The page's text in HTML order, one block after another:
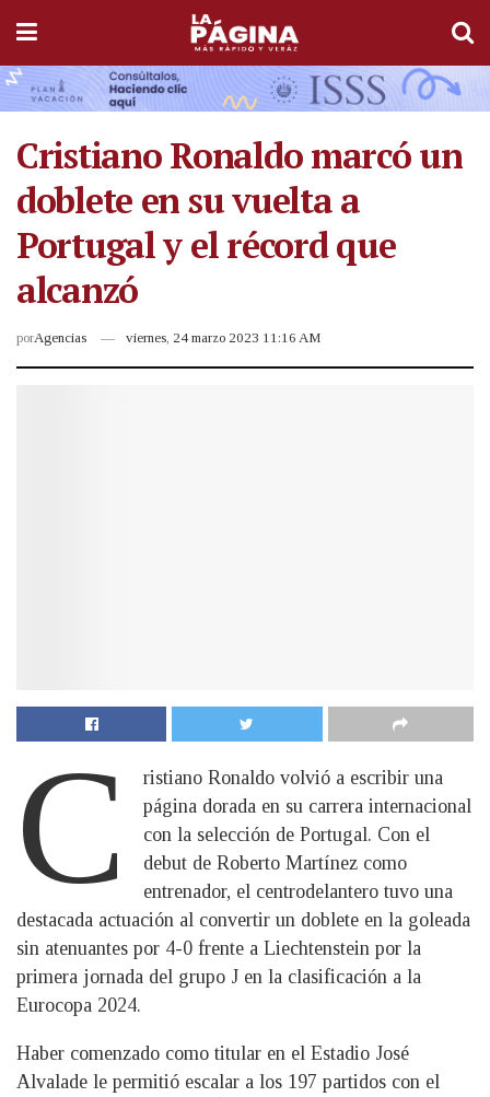
Cristiano Ronaldo marcó un
doblete en su vuelta a
Portugal y el récord que
alcanzó
porAgencias viernes, 24 marzo 2023 11:16 AM
C
ristiano Ronaldo volvió a escribir una
página dorada en su carrera internacional
con la selección de Portugal. Con el
debut de Roberto Martínez como
entrenador, el centrodelantero tuvo una
destacada actuación al convertir un doblete en la goleada
sin atenuantes por 4-0 frente a Liechtenstein por la
primera jornada del grupo J en la clasificación a la
Eurocopa 2024.
Haber comenzado como titular en el Estadio José
Alvalade le permitió escalar a los 197 partidos con el